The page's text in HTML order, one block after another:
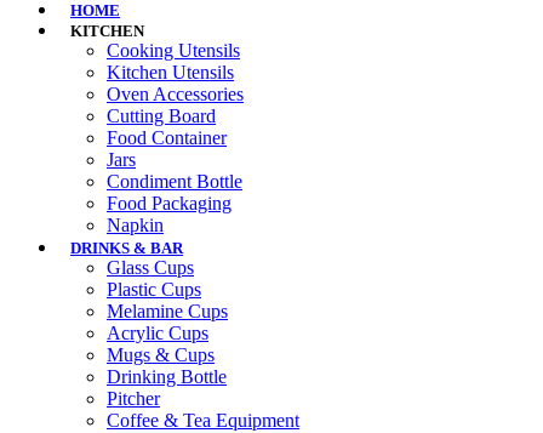
HOME
KITCHEN
Cooking Utensils
Kitchen Utensils
Oven Accessories
Cutting Board
Food Container
Jars
Condiment Bottle
Food Packaging
Napkin
DRINKS & BAR
Glass Cups
Plastic Cups
Melamine Cups
Acrylic Cups
Mugs & Cups
Drinking Bottle
Pitcher
Coffee & Tea Equipment